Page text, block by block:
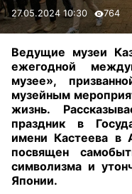
27.05.2024 10:30 764
Ведущие музеи
ежегодной
музее»,
музейным
жизнь.
праздник в
имени Кастеева в
посвящен
символизма и
Японии.